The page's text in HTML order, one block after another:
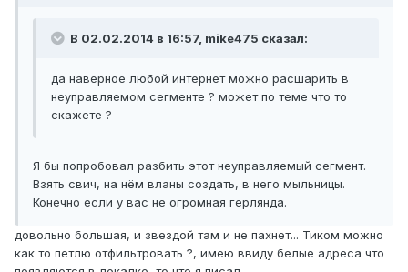
В 02.02.2014 в 16:57, mike475 сказал:
да наверное любой интернет можно расшарить в
неуправляемом сегменте ? может по теме что то
скажете ?
Я бы попробовал разбить этот неуправляемый сегмент.
Взять свич, на нём вланы создать, в него мыльницы.
Конечно если у вас не огромная герлянда.
довольно большая, и звездой там и не пахнет... Тиком можно
как то петлю отфильтровать ?, имею ввиду белые адреса что